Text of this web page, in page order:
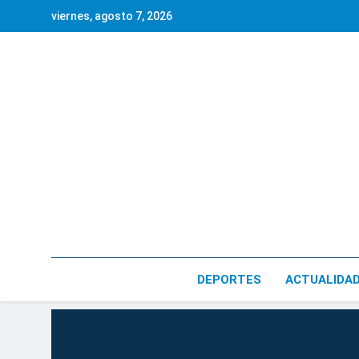
viernes, agosto 7, 2026
DEPORTES